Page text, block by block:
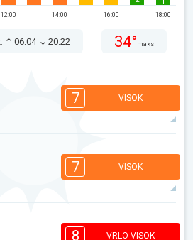
12:00 14:00 16:00 18:00
06:04 20:22 34° maks
7 VISOK
4
14:00
4 3
06:05 20:21 34°maks
7 VISOK
4
8 VRLO VISOK